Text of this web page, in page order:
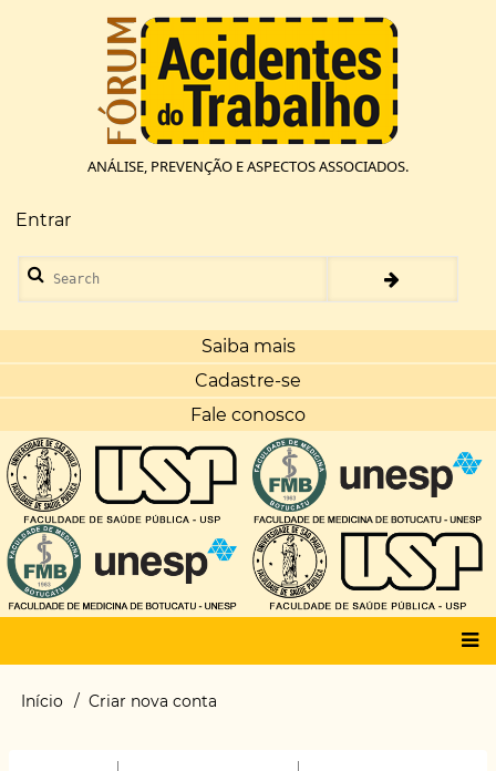
ANÁLISE, PREVENÇÃO E ASPECTOS ASSOCIADOS.
Menu
de
conta
de
usuário
Entrar
Search
Saiba mais
Cadastre-se
Fale conosco
Main
Trilha
Início Criar nova conta